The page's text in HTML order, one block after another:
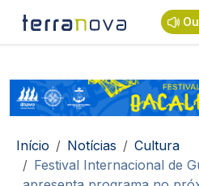
Passar para o conteúdo
Navegação
Início Notícias
Cultura
Festival Internacional de